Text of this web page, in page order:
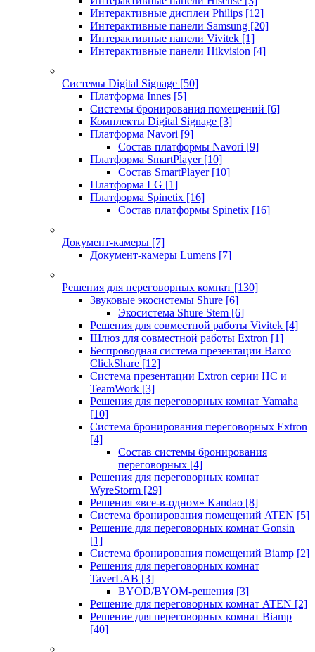
Интерактивные дисплеи Philips [12]
Интерактивные панели Samsung [20]
Интерактивные панели Vivitek [1]
Интерактивные панели Hikvision [4]
Системы Digital Signage [50]
Платформа Innes [5]
Системы бронирования помещений [6]
Комплекты Digital Signage [3]
Платформа Navori [9]
Состав платформы Navori [9]
Платформа SmartPlayer [10]
Состав SmartPlayer [10]
Платформа LG [1]
Платформа Spinetix [16]
Состав платформы Spinetix [16]
Документ-камеры [7]
Документ-камеры Lumens [7]
Решения для переговорных комнат [130]
Звуковые экосистемы Shure [6]
Экосистема Shure Stem [6]
Решения для совместной работы Vivitek [4]
Шлюз для совместной работы Extron [1]
Беспроводная система презентации Barco
ClickShare [12]
Система презентации Extron серии HC и
TeamWork [3]
Решения для переговорных комнат Yamaha
[10]
Система бронирования переговорных Extron
[4]
Состав системы бронирования
переговорных [4]
Решения для переговорных комнат
WyreStorm [29]
Решения «все-в-одном» Kandao [8]
Система бронирования помещений ATEN [5]
Решение для переговорных комнат Gonsin
[1]
Система бронирования помещений Biamp [2]
Решения для переговорных комнат
TaverLAB [3]
BYOD/BYOM-решения [3]
Решение для переговорных комнат ATEN [2]
Решение для переговорных комнат Biamp
[40]